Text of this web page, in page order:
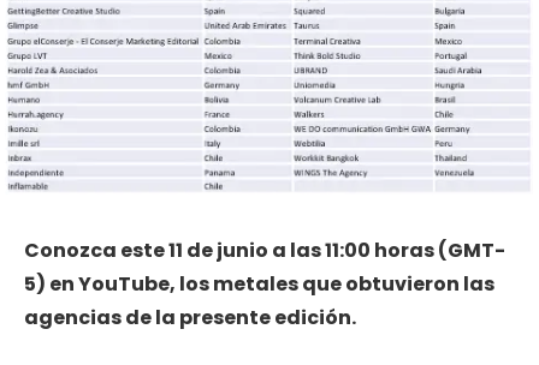
Conozca este 11 de junio a las 11:00 horas (GMT-
5) en YouTube, los metales que obtuvieron las
agencias de la presente edición.